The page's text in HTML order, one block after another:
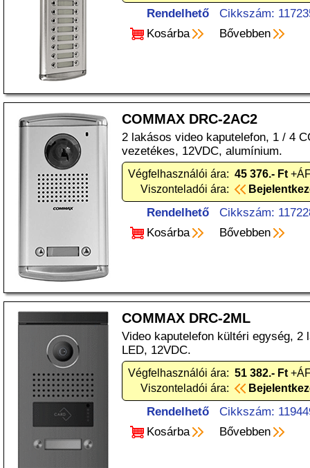
Rendelhető
Cikkszám:
Kosárba
Bővebben
COMMAX DRC-2AC2
2 lakásos video kaputelefon, 1 / 4
vezetékes, 12VDC, alumínium.
Végfelhasználói ára: 45 376.- Ft
Viszonteladói ára:
Rendelhető
Cikkszám:
Kosárba
Bővebben
COMMAX DRC-2ML
Video kaputelefon kültéri egység, 2
LED, 12VDC.
Végfelhasználói ára: 51 382.- Ft
Viszonteladói ára:
Rendelhető
Cikkszám:
Kosárba
Bővebben